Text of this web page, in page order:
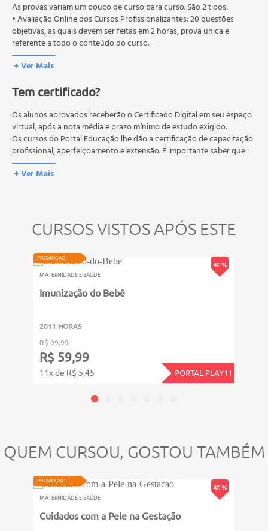
As provas variam um pouco de curso para curso. São 2 tipos:
• Avaliação Online dos Cursos Profissionalizantes: 20 questões
objetivas, as quais devem ser feitas em 2 horas, prova única e
referente a todo o conteúdo do curso.
• Avaliação Online dos Cursos Livres: 10 questões objetivas, as quais
devem ser feitas em 1 hora, prova única e referente a todo o
Os estudos, atividades e avaliações devem ser feitos dentro do
A média final deve ser igual ou superior a 60%para a conclusão e
recebimento do certificado digital do curso. Em caso de reprovação,
o aluno poderá realizar novamente a prova dentro do período do
curso quantas vezes desejar. Os cursos gratuitos não possuem nova
prova, atividades reflexivas e descritivas.
+ Ver Mais
Tem certificado?
Os alunos aprovados receberão o Certificado Digital em seu espaço
virtual, após a nota média e prazo mínimo de estudo exigido.
Os cursos do Portal Educação lhe dão a certificação de capacitação
profissional, aperfeiçoamento e extensão. É importante saber que
esses títulos não se equivalem às certificações de cursos técnicos ou
de formação escolar, e não dão o direito de assumir
+ Ver Mais
CURSOS VISTOS APÓS ESTE
40 %
PROMOÇÃO
MATERNIDADE E SAÚDE
Imunização do Bebê
2011 HORAS
R$ 99,99
R$ 59,99
11x de R$ 5,45 PORTAL PLAY11
QUEM CURSOU, GOSTOU TAMBÉM
40 %
PROMOÇÃO
MATERNIDADE E SAÚDE
Cuidados com a Pele na Gestação